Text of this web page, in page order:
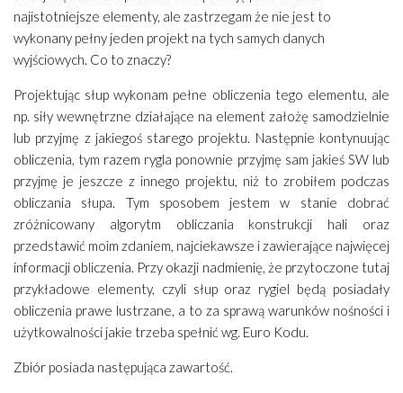
najistotniejsze elementy, ale zastrzegam że nie jest to
wykonany pełny jeden projekt na tych samych danych
wyjściowych. Co to znaczy?
Projektując słup wykonam pełne obliczenia tego elementu, ale
np. siły wewnętrzne działające na element założę samodzielnie
lub przyjmę z jakiegoś starego projektu. Następnie kontynuując
obliczenia, tym razem rygla ponownie przyjmę sam jakieś SW lub
przyjmę je jeszcze z innego projektu, niż to zrobiłem podczas
obliczania słupa. Tym sposobem jestem w stanie dobrać
zróżnicowany algorytm obliczania konstrukcji hali oraz
przedstawić moim zdaniem, najciekawsze i zawierające najwięcej
informacji obliczenia. Przy okazji nadmienię, że przytoczone tutaj
przykładowe elementy, czyli słup oraz rygiel będą posiadały
obliczenia prawe lustrzane, a to za sprawą warunków nośności i
użytkowalności jakie trzeba spełnić wg. Euro Kodu.
Zbiór posiada następująca zawartość.